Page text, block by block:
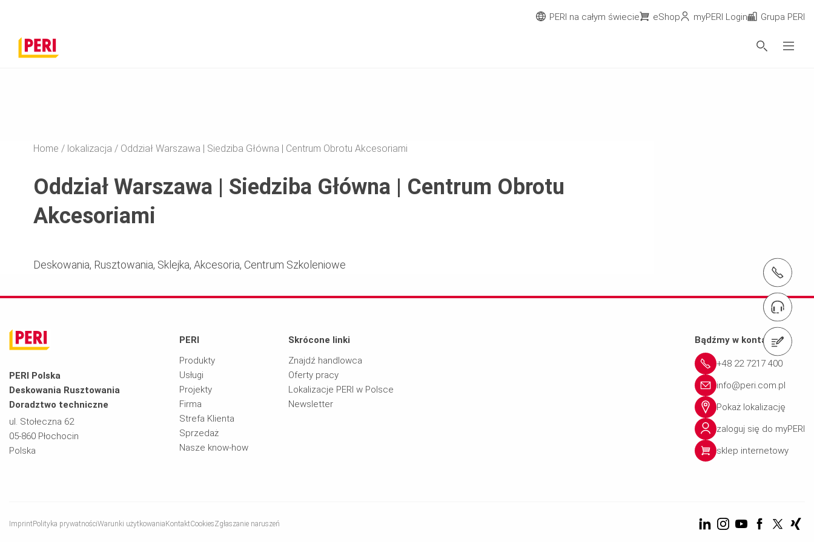
Home lokalizacja Oddział Warszawa | Siedziba Główna | Centrum Obrotu Akcesoriami
Oddział Warszawa | Siedziba Główna | Centrum Obrotu
Akcesoriami
Deskowania, Rusztowania, Sklejka, Akcesoria, Centrum Szkoleniowe
PERI na całym świecie eShop myPERI Login Grupa PERI
PERI Polska
Deskowania Rusztowania
Doradztwo techniczne
ul. Stołeczna 62
05-860 Płochocin
Polska
PERI
Produkty
Usługi
Projekty
Firma
Strefa Klienta
Sprzedaż
Nasze know-how
Skrócone linki
Znajdź handlowca
Oferty pracy
Lokalizacje PERI w Polsce
Newsletter
Bądźmy w kontakcie
+48 22 7217 400
info@peri.com.pl
Pokaż lokalizację
zaloguj się do myPERI
sklep internetowy
ImprintPolityka prywatnościWarunki użytkowaniaKontaktCookiesZgłaszanie naruszeń